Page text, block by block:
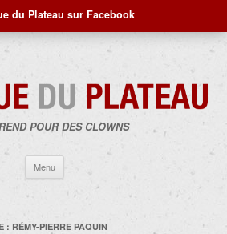
du Plateau sur Facebook
POUR DES CLOWNS
Menu
contenu
: RÉMY-PIERRE PAQUIN